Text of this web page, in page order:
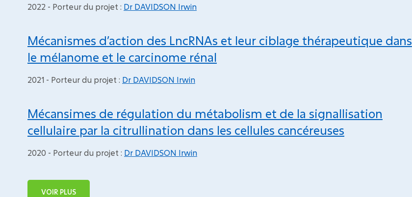
2022 - Porteur du projet : Dr DAVIDSON Irwin
Mécanismes d’action des LncRNAs et leur ciblage thérapeutique dans
le mélanome et le carcinome rénal
2021 - Porteur du projet : Dr DAVIDSON Irwin
Mécansimes de régulation du métabolism et de la signallisation
cellulaire par la citrullination dans les cellules cancéreuses
2020 - Porteur du projet : Dr DAVIDSON Irwin
VOIR PLUS